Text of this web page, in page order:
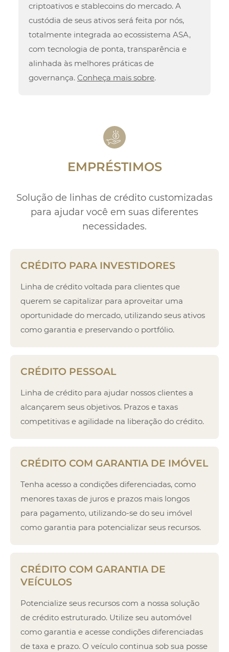
criptoativos e stablecoins do mercado. A
custódia de seus ativos será feita por nós,
totalmente integrada ao ecossistema ASA,
com tecnologia de ponta, transparência e
alinhada às melhores práticas de
governança. Conheça mais sobre.
EMPRÉSTIMOS
Solução de linhas de crédito customizadas
para ajudar você em suas diferentes
necessidades.
CRÉDITO PARA INVESTIDORES
Linha de crédito voltada para clientes que
querem se capitalizar para aproveitar uma
oportunidade do mercado, utilizando seus ativos
como garantia e preservando o portfólio.
CRÉDITO PESSOAL
Linha de crédito para ajudar nossos clientes a
alcançarem seus objetivos. Prazos e taxas
competitivas e agilidade na liberação do crédito.
CRÉDITO COM GARANTIA DE IMÓVEL
Tenha acesso a condições diferenciadas, como
menores taxas de juros e prazos mais longos
para pagamento, utilizando-se do seu imóvel
como garantia para potencializar seus recursos.
CRÉDITO COM GARANTIA DE
VEÍCULOS
Potencialize seus recursos com a nossa solução
de crédito estruturado. Utilize seu automóvel
como garantia e acesse condições diferenciadas
de taxa e prazo. O veículo continua sob sua posse